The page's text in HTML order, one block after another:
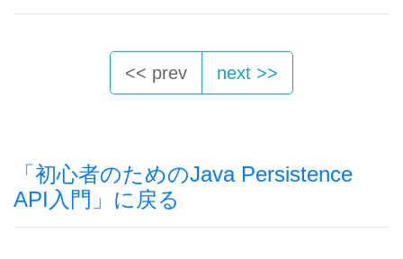
<< prev next >>
「初心者のためのJava Persistence
API入門」に戻る